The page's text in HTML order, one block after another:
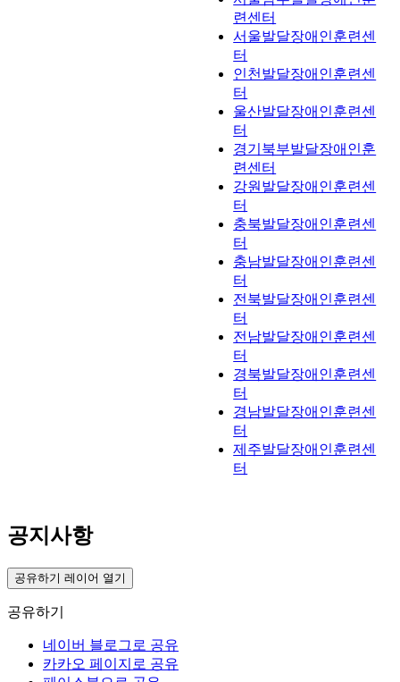
련센터
서울발달장애인훈련센
터
인천발달장애인훈련센
터
울산발달장애인훈련센
터
경기북부발달장애인훈
련센터
강원발달장애인훈련센
터
충북발달장애인훈련센
터
충남발달장애인훈련센
터
전북발달장애인훈련센
터
전남발달장애인훈련센
터
경북발달장애인훈련센
터
경남발달장애인훈련센
터
제주발달장애인훈련센
터
공지사항
공유하기 레이어 열기
공유하기
네이버 블로그로 공유
카카오 페이지로 공유